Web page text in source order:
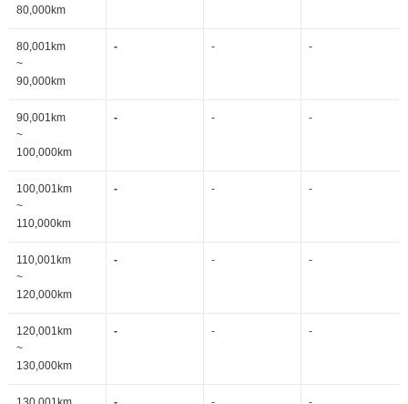
80,000km
80,001km
~
90,000km
- - -
90,001km
~
100,000km
- - -
100,001km
~
110,000km
- - -
110,001km
~
120,000km
- - -
120,001km
~
130,000km
- - -